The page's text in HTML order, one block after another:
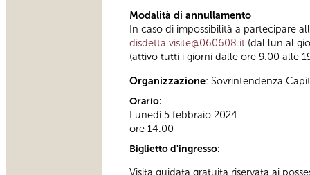
Modalità di annullamento
In caso di impossibilità a partecipare
disdetta.visite@060608.it (dal lun.al
(attivo tutti i giorni dalle ore 9.00 alle
Organizzazione: Sovrintendenza
Orario:
Lunedì 5 febbraio 2024
ore 14.00
Biglietto d'ingresso:
Visita guidata gratuita riservata ai